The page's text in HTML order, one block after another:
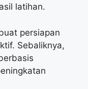
latihan.
persiapan
Sebaliknya,